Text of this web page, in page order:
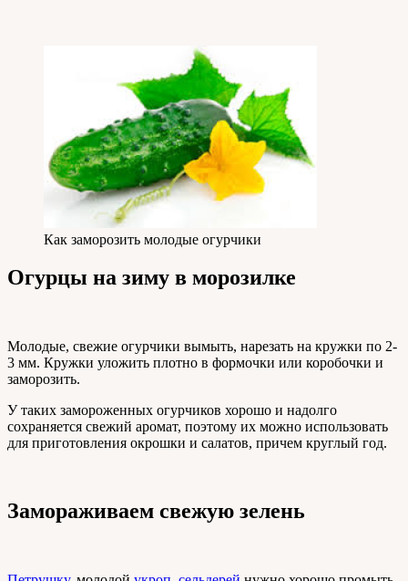
Как заморозить молодые огурчики
Огурцы на зиму в морозилке
Молодые, свежие огурчики вымыть, нарезать на кружки по 2-
3 мм. Кружки уложить плотно в формочки или коробочки и
заморозить.
У таких замороженных огурчиков хорошо и надолго
сохраняется свежий аромат, поэтому их можно использовать
для приготовления окрошки и салатов, причем круглый год.
Замораживаем свежую зелень